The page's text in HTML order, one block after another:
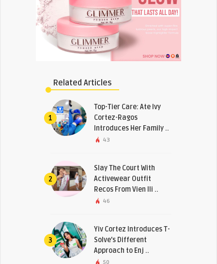
Related Articles
1
Top-Tier Care: Ate Ivy
Cortez-Ragos
Introduces Her Family ..
43
2
Slay The Court With
Activewear Outfit
Recos From Vien Ili ..
46
3
Yiv Cortez Introduces T-
Solve’s Different
Approach to Enj ..
50